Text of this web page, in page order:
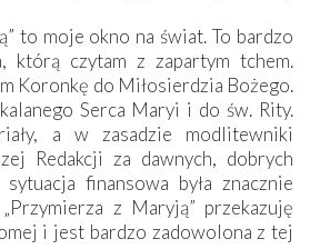
to moje okno na świat. To bardzo
którą czytam z zapartym tchem.
Koronkę do Miłosierdzia Bożego.
Serca Maryi i do św. Rity.
a w zasadzie modlitewniki
Redakcji za dawnych, dobrych
finansowa była znacznie
z Maryją” przekazuję
i jest bardzo zadowolona z tej